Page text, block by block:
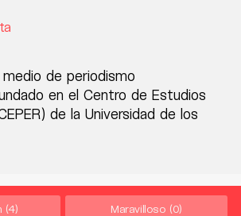
de periodismo
en el Centro de Estudios
de la Universidad de los
(4) Maravilloso (0)